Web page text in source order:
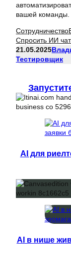
вашей команды.
Сотрудничество
Спросить ИИ чат
21.05.2025
Тестировщик
AI для
AI в нише